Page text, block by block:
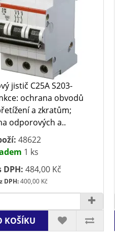
jistič C25A S203-
ochrana obvodů
a zkratům;
odporových a..
48622
1 ks
DPH: 484,00 Kč
DPH:400,00 Kč
KOŠÍKU